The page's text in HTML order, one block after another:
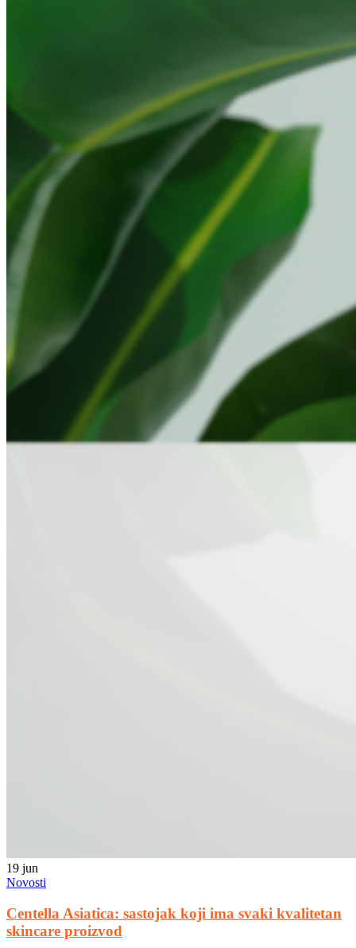
19 jun
Novosti
Centella Asiatica: sastojak koji ima svaki kvalitetan
skincare proizvod